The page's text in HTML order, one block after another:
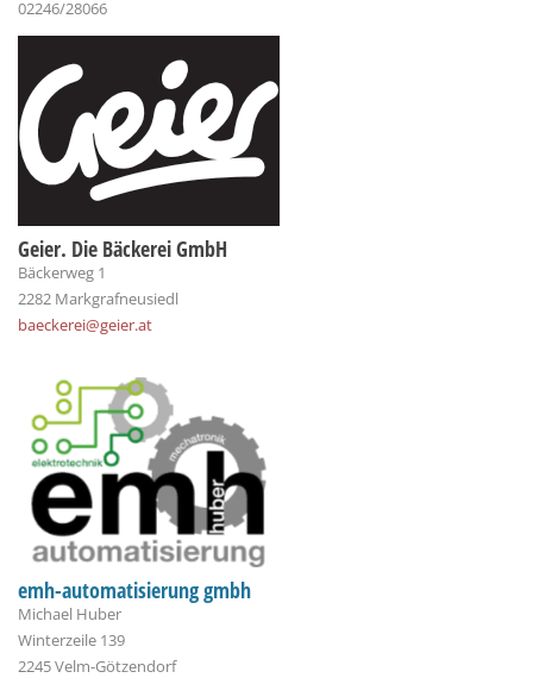
02246/28066
Geier. Die Bäckerei GmbH
Bäckerweg 1
2282 Markgrafneusiedl
baeckerei@geier.at
emh-automatisierung gmbh
Michael Huber
Winterzeile 139
2245 Velm-Götzendorf